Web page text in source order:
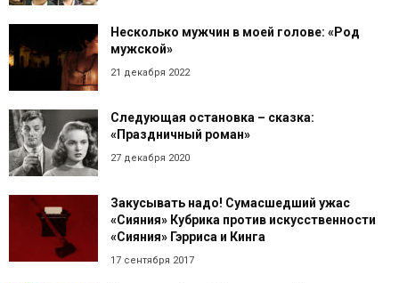
Несколько мужчин в моей голове: «Род
мужской»
21 декабря 2022
Следующая остановка – сказка:
«Праздничный роман»
27 декабря 2020
Закусывать надо! Сумасшедший ужас
«Сияния» Кубрика против искусственности
«Сияния» Гэрриса и Кинга
17 сентября 2017